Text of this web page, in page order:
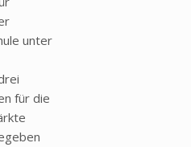
unter
für die